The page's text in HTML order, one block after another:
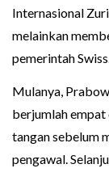
Internasional
melainkan
pemerintah
Mulanya,
berjumlah
tangan sebelum
pengawal.